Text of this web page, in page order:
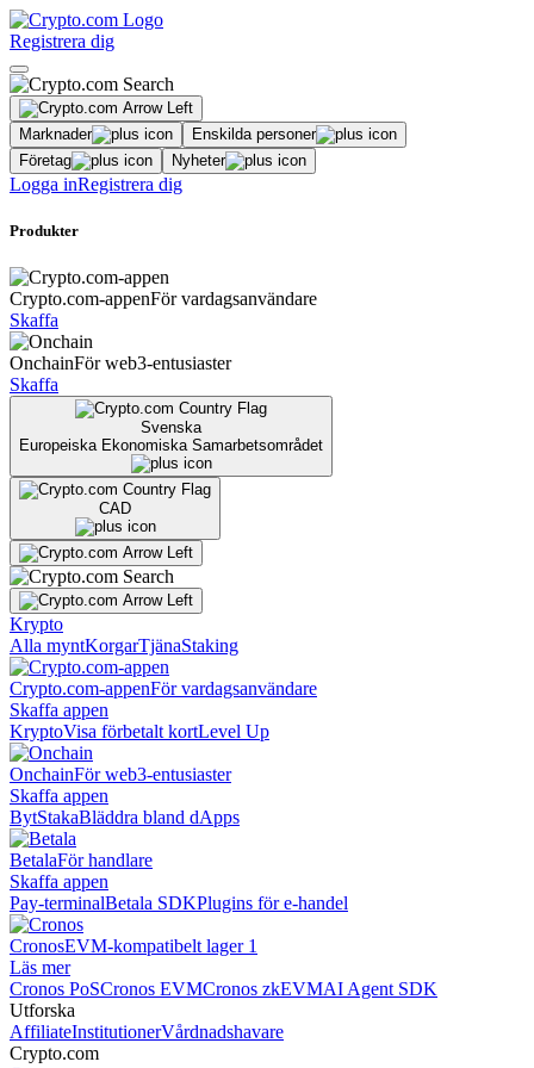
Registrera dig
Marknader
Enskilda personer
Företag
Nyheter
Logga inRegistrera dig
Produkter
Crypto.com-appenFör vardagsanvändare
Skaffa
OnchainFör web3-entusiaster
Skaffa
Svenska
Europeiska Ekonomiska Samarbetsområdet
CAD
Krypto
Alla myntKorgarTjänaStaking
Crypto.com-appenFör vardagsanvändare
Skaffa appen
KryptoVisa förbetalt kortLevel Up
OnchainFör web3-entusiaster
Skaffa appen
BytStakaBläddra bland dApps
BetalaFör handlare
Skaffa appen
Pay-terminalBetala SDKPlugins för e-handel
CronosEVM-kompatibelt lager 1
Läs mer
Cronos PoSCronos EVMCronos zkEVMAI Agent SDK
Utforska
AffiliateInstitutionerVårdnadshavare
Crypto.com